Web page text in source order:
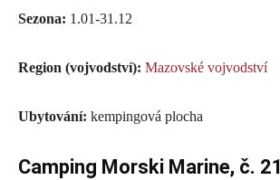
Sezona: 1.01-31.12
Region (vojvodství): Mazovské vojvodství
Ubytování: kempingová plocha
Camping Morski Marine, č. 21